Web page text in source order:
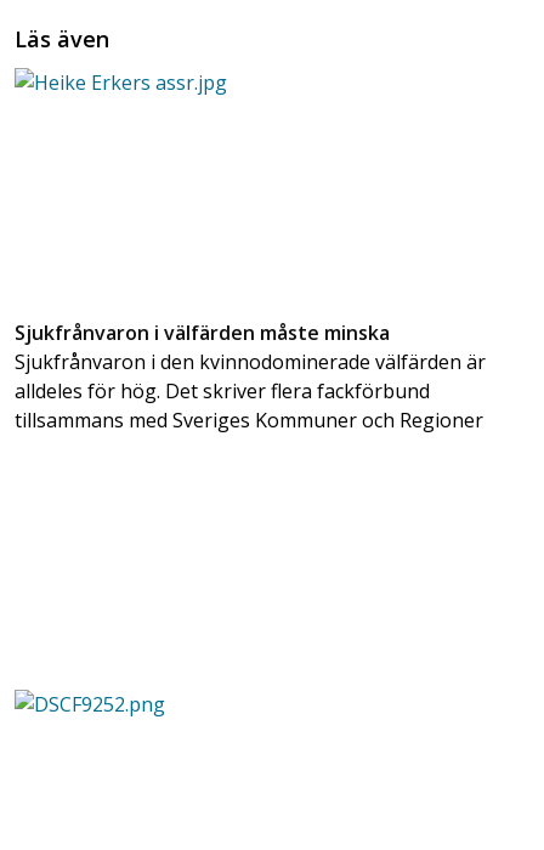
Läs även
Sjukfrånvaron i välfärden måste minska
Sjukfrånvaron i den kvinnodominerade välfärden är
alldeles för hög. Det skriver flera fackförbund
tillsammans med Sveriges Kommuner och Regioner